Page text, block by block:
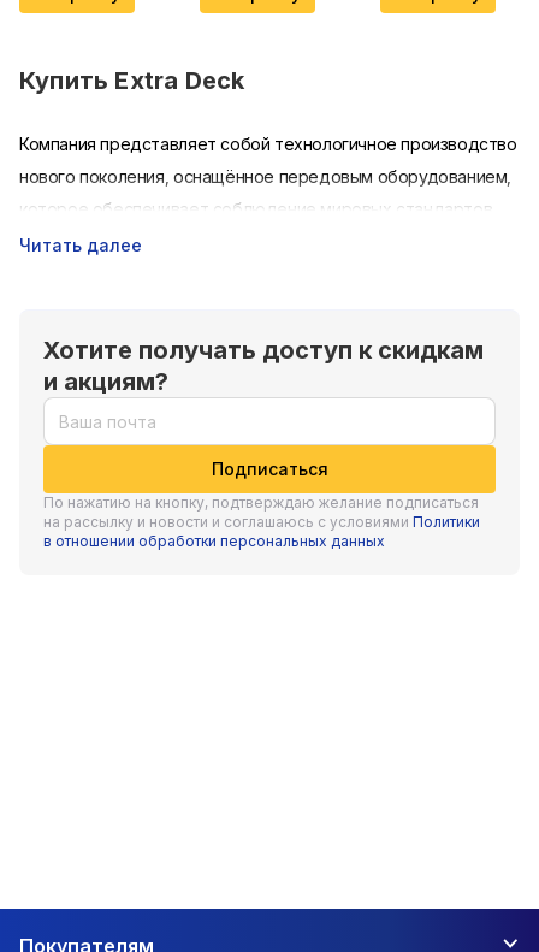
Купить Extra Deck
Компания представляет собой технологичное производство
нового поколения, оснащённое передовым оборудованием,
которое обеспечивает соблюдение мировых стандартов
качества и экологичности, а также позволяет предлагать
Читать далее
Хотите получать доступ к скидкам
и акциям?
Подписаться
По нажатию на кнопку, подтверждаю желание подписаться
на рассылку и новости и соглашаюсь с условиями Политики
в отношении обработки персональных данных
Покупателям